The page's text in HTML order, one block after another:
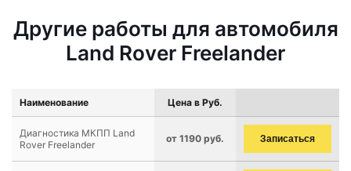
Другие работы для автомобиля
Land Rover Freelander
Наименование Цена в Руб.
Диагностика МКПП Land
Rover Freelander
от 1190 руб. Записаться